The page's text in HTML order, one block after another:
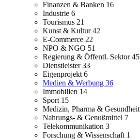
Finanzen & Banken 16
Industrie 6
Tourismus 21
Kunst & Kultur42
E-Commerce 22
NPO & NGO 51
Regierung & Öffentl. Sektor45
Dienstleister33
Eigenprojekt 6
Medien & Werbung 36
Immobilien 14
Sport 15
Medizin, Pharma & Gesundheit
Nahrungs- & Genußmittel 7
Telekommunikation 3
Forschung & Wissenschaft 1